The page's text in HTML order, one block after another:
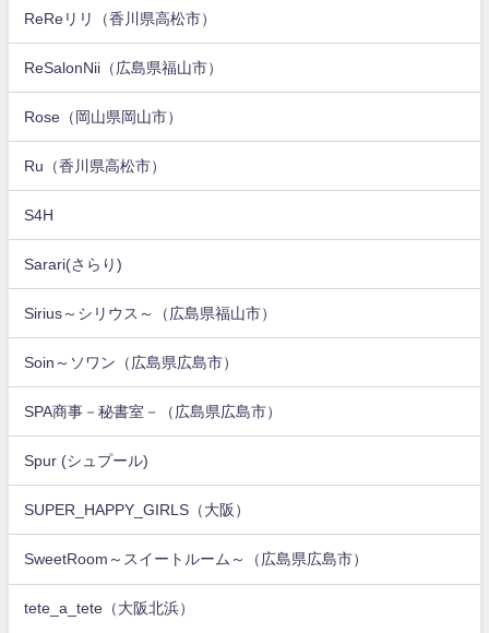
ReReリリ（香川県高松市）
ReSalonNii（広島県福山市）
Rose（岡山県岡山市）
Ru（香川県高松市）
S4H
Sarari(さらり)
Sirius～シリウス～（広島県福山市）
Soin～ソワン（広島県広島市）
SPA商事－秘書室－（広島県広島市）
Spur (シュプール)
SUPER_HAPPY_GIRLS（大阪）
SweetRoom～スイートルーム～（広島県広島市）
tete_a_tete（大阪北浜）